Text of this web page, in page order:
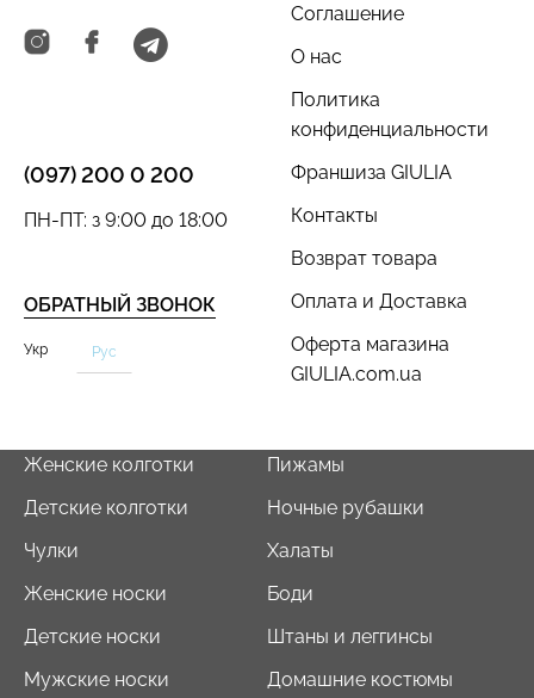
Соглашение
О нас
Политика
конфиденциальности
Франшиза GIULIA
Контакты
Возврат товара
Оплата и Доставка
Оферта магазина
GIULIA.com.ua
(097) 200 0 200
ОБРАТНЫЙ ЗВОНОК
ПН-ПТ: з 9:00 до 18:00
Укр Рус
Женские колготки
Детские колготки
Чулки
Женские носки
Детские носки
Мужские носки
Пижамы
Ночные рубашки
Халаты
Боди
Штаны и леггинсы
Домашние костюмы
Бесшовный топ на тонких
бретелях CAMI TOP
(белый) Giulia
Бесшовный топ с легкой
коррекцией BRA
SHAPEWEAR nude
(бежевый) Giulia